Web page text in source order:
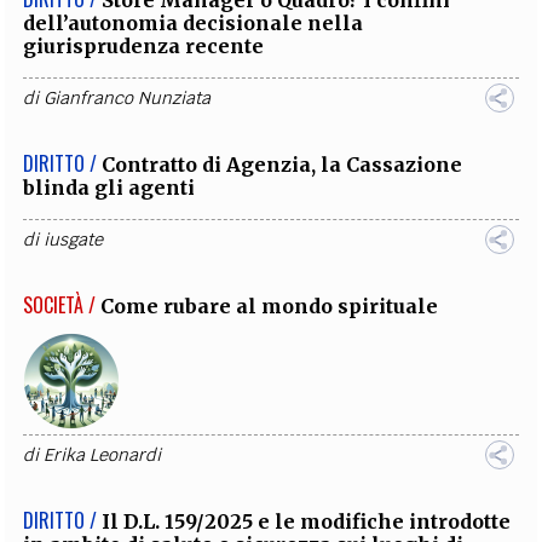
dell’autonomia decisionale nella
giurisprudenza recente
diGianfranco Nunziata
DIRITTO / Contratto di Agenzia, la Cassazione
blinda gli agenti
diiusgate
SOCIETÀ / Come rubare al mondo spirituale
diErika Leonardi
DIRITTO / Il D.L. 159/2025 e le modifiche introdotte